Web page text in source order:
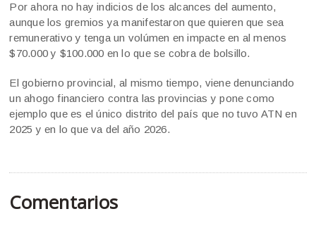
Por ahora no hay indicios de los alcances del aumento,
aunque los gremios ya manifestaron que quieren que sea
remunerativo y tenga un volúmen en impacte en al menos
$70.000 y $100.000 en lo que se cobra de bolsillo.
El gobierno provincial, al mismo tiempo, viene denunciando
un ahogo financiero contra las provincias y pone como
ejemplo que es el único distrito del país que no tuvo ATN en
2025 y en lo que va del año 2026.
Comentarios